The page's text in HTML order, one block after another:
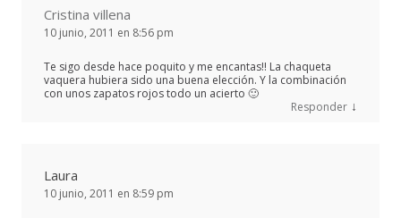
Cristina villena
10 junio, 2011 en 8:56 pm
Te sigo desde hace poquito y me encantas!! La chaqueta
vaquera hubiera sido una buena elección. Y la combinación
con unos zapatos rojos todo un acierto 🙂
Responder ↓
Laura
10 junio, 2011 en 8:59 pm